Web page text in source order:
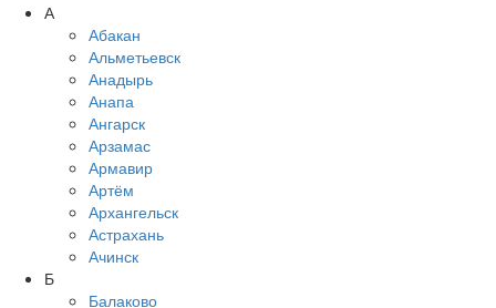
А
Абакан
Альметьевск
Анадырь
Анапа
Ангарск
Арзамас
Армавир
Артём
Архангельск
Астрахань
Ачинск
Б
Балаково